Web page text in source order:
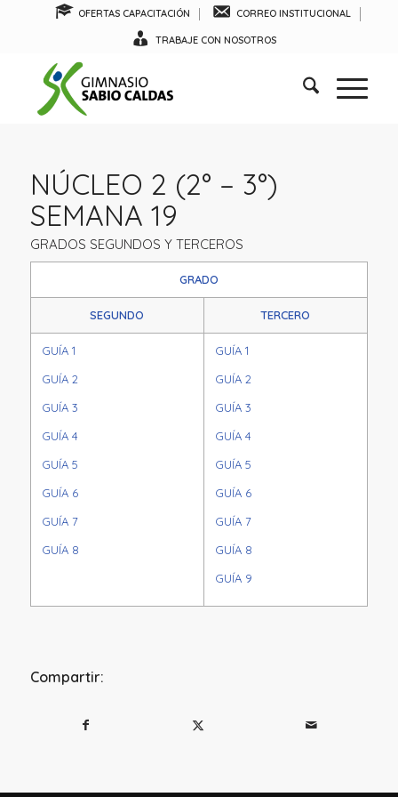
OFERTAS CAPACITACIÓN CORREO INSTITUCIONAL
TRABAJE CON NOSOTROS
NÚCLEO 2 (2° – 3°)
SEMANA 19
GRADOS SEGUNDOS Y TERCEROS
GRADO
SEGUNDO TERCERO
GUÍA 1
GUÍA 2
GUÍA 3
GUÍA 4
GUÍA 5
GUÍA 6
GUÍA 7
GUÍA 8
GUÍA 1
GUÍA 2
GUÍA 3
GUÍA 4
GUÍA 5
GUÍA 6
GUÍA 7
GUÍA 8
GUÍA 9
Compartir: